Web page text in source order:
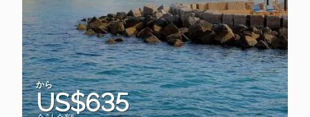
から
US$635